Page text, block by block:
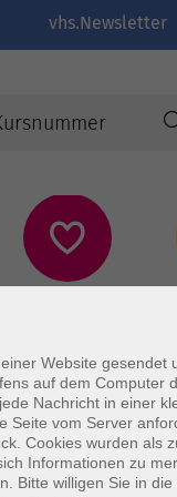
vhs.Newsletter
Website gesendet
auf dem Computer
Nachricht in einer
Seite vom Server
Cookies wurden als
Informationen zu
Bitte willigen Sie in die